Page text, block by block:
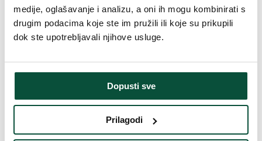
medije, oglašavanje i analizu, a oni ih mogu kombinirati s
drugim podacima koje ste im pružili ili koje su prikupili
dok ste upotrebljavali njihove usluge.
Dopusti sve
Prilagodi
čvrstoću grana.
Visine gigantskog drveta u rasponu od 400 do 1200 cm daju
kupcima mogućnost odabira koji odgovara veličini prostora. Unatoč
svojoj visini, stabla su otporna na snagu vjetra. Gigantska božićna
drvca Imaju čvrst metalni okvir zahvaljujući kojem se umjetno
božićno drvce lako sastavlja i podesi po visini. Kupci će svakako
cijeniti to što pakiranje prevelikog umjetnog drvca u čvrstoj kutiji za
pohranu uključuje komplet za montažu s vijcima, tako da nema